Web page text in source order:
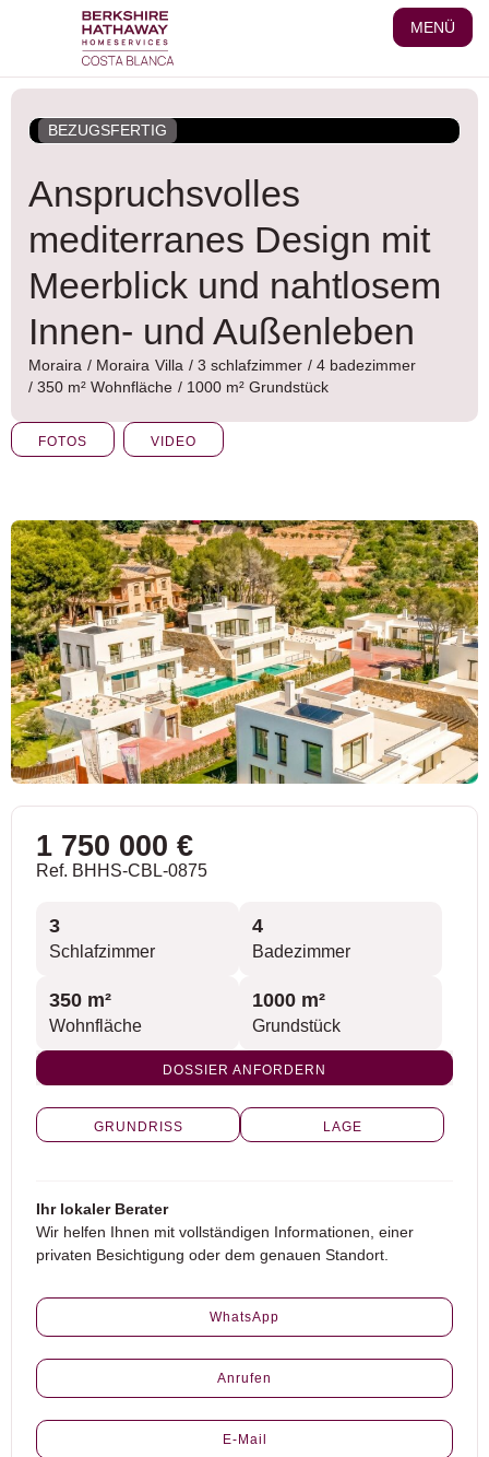
MENÜ
BEZUGSFERTIG
Anspruchsvolles
mediterranes Design mit
Meerblick und nahtlosem
Innen- und Außenleben
Moraira / Moraira Villa / 3 schlafzimmer / 4 badezimmer
/ 350 m² Wohnfläche / 1000 m² Grundstück
FOTOS VIDEO
1 750 000 €
Ref. BHHS-CBL-0875
3
Schlafzimmer
4
Badezimmer
350 m²
Wohnfläche
1000 m²
Grundstück
DOSSIER ANFORDERN
GRUNDRISS LAGE
Ihr lokaler Berater
Wir helfen Ihnen mit vollständigen Informationen, einer
privaten Besichtigung oder dem genauen Standort.
WhatsApp
Anrufen
E-Mail